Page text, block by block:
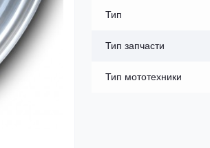
Тип
Тип запчасти
Тип мототехники